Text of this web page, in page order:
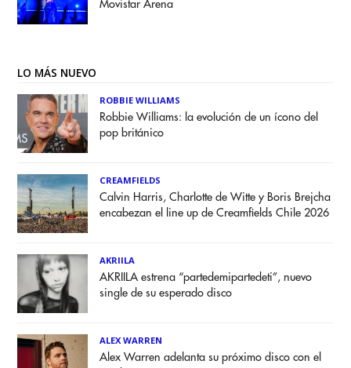
Movistar Arena
LO MÁS NUEVO
ROBBIE WILLIAMS
Robbie Williams: la evolución de un ícono del
pop británico
CREAMFIELDS
Calvin Harris, Charlotte de Witte y Boris Brejcha
encabezan el line up de Creamfields Chile 2026
AKRIILA
AKRIILA estrena “partedemipartedeti”, nuevo
single de su esperado disco
ALEX WARREN
Alex Warren adelanta su próximo disco con el